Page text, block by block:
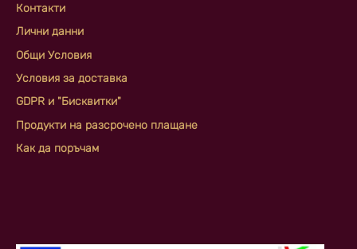
Контакти
Лични данни
Общи Условия
Условия за доставка
GDPR и "Бисквитки"
Продукти на разсрочено плащане
Как да поръчам